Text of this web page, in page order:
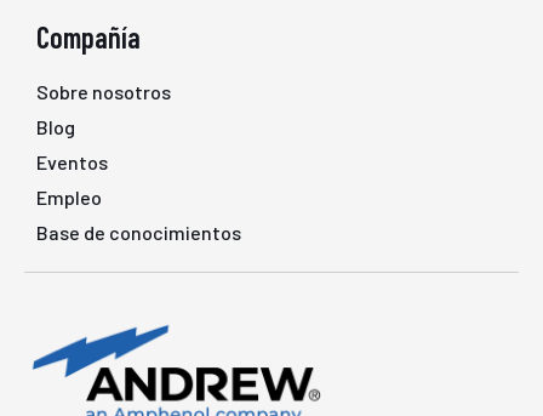
Compañía
Sobre nosotros
Blog
Eventos
Empleo
Base de conocimientos